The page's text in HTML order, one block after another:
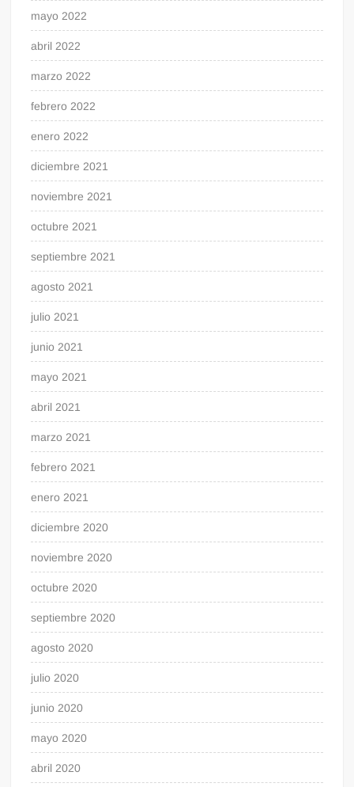
mayo 2022
abril 2022
marzo 2022
febrero 2022
enero 2022
diciembre 2021
noviembre 2021
octubre 2021
septiembre 2021
agosto 2021
julio 2021
junio 2021
mayo 2021
abril 2021
marzo 2021
febrero 2021
enero 2021
diciembre 2020
noviembre 2020
octubre 2020
septiembre 2020
agosto 2020
julio 2020
junio 2020
mayo 2020
abril 2020